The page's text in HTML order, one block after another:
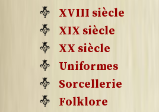
XVIII siècle
XIX siècle
XX siècle
Uniformes
Sorcellerie
Folklore